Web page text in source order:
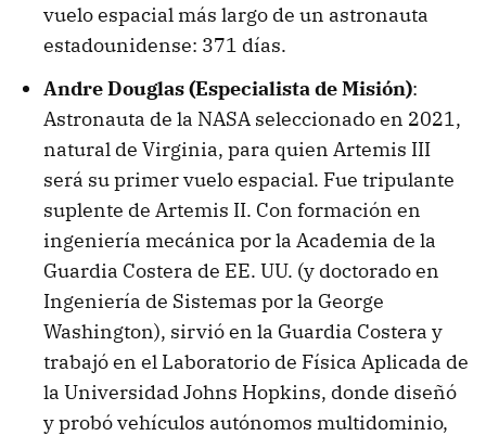
vuelo espacial más largo de un astronauta
estadounidense: 371 días.
Andre Douglas (Especialista de Misión):
Astronauta de la NASA seleccionado en 2021,
natural de Virginia, para quien Artemis III
será su primer vuelo espacial. Fue tripulante
suplente de Artemis II. Con formación en
ingeniería mecánica por la Academia de la
Guardia Costera de EE. UU. (y doctorado en
Ingeniería de Sistemas por la George
Washington), sirvió en la Guardia Costera y
trabajó en el Laboratorio de Física Aplicada de
la Universidad Johns Hopkins, donde diseñó
y probó vehículos autónomos multidominio,